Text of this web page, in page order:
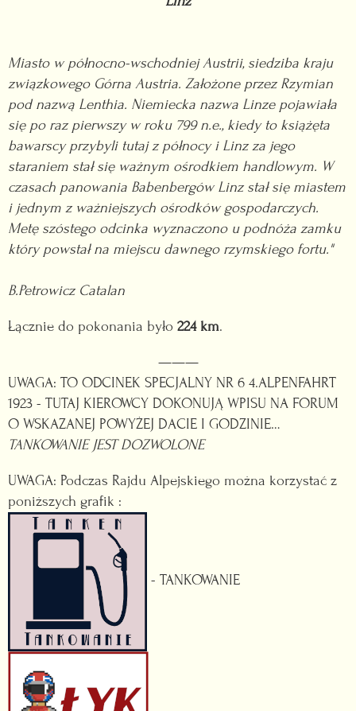
Miasto w północno-wschodniej Austrii, siedziba kraju
związkowego Górna Austria. Założone przez Rzymian
pod nazwą Lenthia. Niemiecka nazwa Linze pojawiała
się po raz pierwszy w roku 799 n.e., kiedy to książęta
bawarscy przybyli tutaj z północy i Linz za jego
staraniem stał się ważnym ośrodkiem handlowym. W
czasach panowania Babenbergów Linz stał się miastem
i jednym z ważniejszych ośrodków gospodarczych.
Metę szóstego odcinka wyznaczono u podnóża zamku
który powstał na miejscu dawnego rzymskiego fortu."
B.Petrowicz Catalan
Łącznie do pokonania było 224 km.
———
UWAGA: TO ODCINEK SPECJALNY NR 6 4.ALPENFAHRT
1923 - TUTAJ KIEROWCY DOKONUJĄ WPISU NA FORUM
O WSKAZANEJ POWYŻEJ DACIE I GODZINIE…
TANKOWANIE JEST DOZWOLONE
UWAGA: Podczas Rajdu Alpejskiego można korzystać z
poniższych grafik :
- TANKOWANIE